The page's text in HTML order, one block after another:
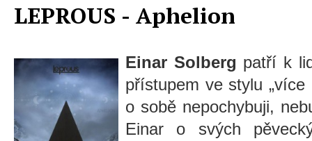
LEPROUS - Aphelion
Einar Solberg patří k
přístupem ve stylu
o sobě nepochybuji,
Einar o svých